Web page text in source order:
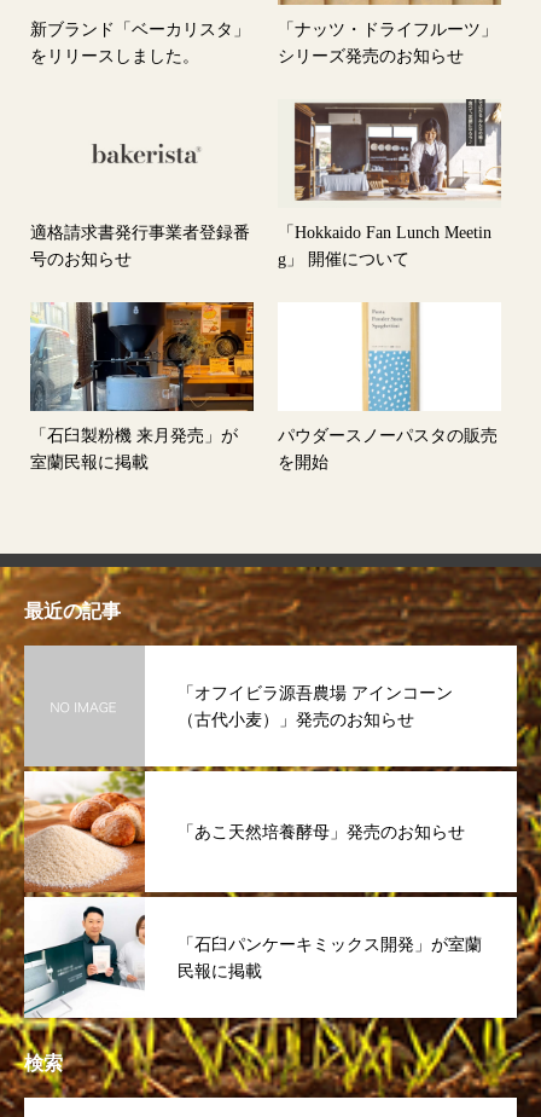
新ブランド「ベーカリスタ」
をリリースしました。
「ナッツ・ドライフルーツ」
シリーズ発売のお知らせ
適格請求書発行事業者登録番
号のお知らせ
「Hokkaido Fan Lunch Meetin
g」 開催について
「石臼製粉機 来月発売」が
室蘭民報に掲載
パウダースノーパスタの販売
を開始
最近の記事
「オフイビラ源吾農場 アインコーン
（古代小麦）」発売のお知らせ
「あこ天然培養酵母」発売のお知らせ
「石臼パンケーキミックス開発」が室蘭
民報に掲載
検索